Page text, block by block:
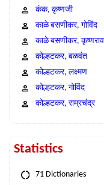
कंक, कृष्णजी
काळे बसणीकर, गोविंद
काळे बसणीकर, कृष्णराव
कोल्हटकर, बळवंत
कोल्हटकर, लक्ष्मण
कोल्हटकर, गोविंद
कोल्हटकर, राम्रचंद्र
Statistics
71 Dictionaries